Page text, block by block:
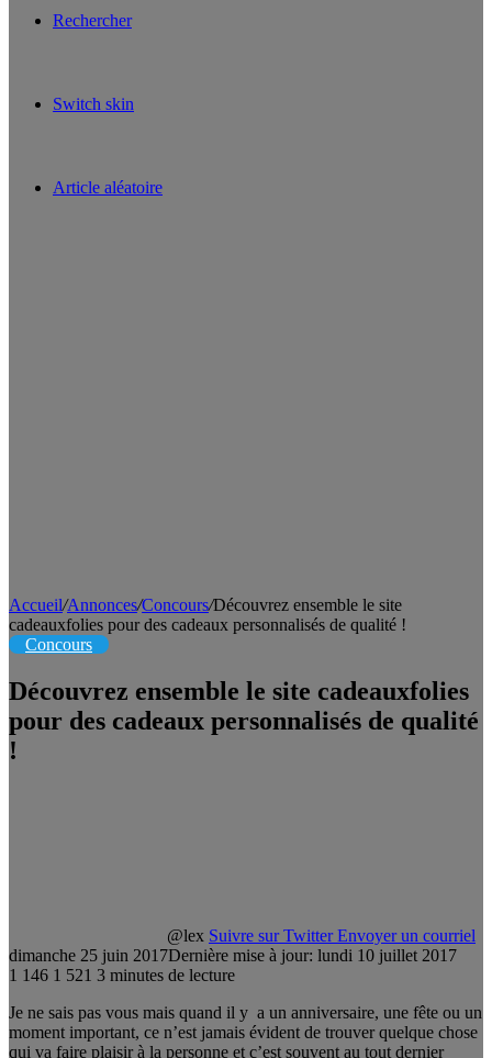
Rechercher
Switch skin
Article aléatoire
Accueil/Annonces/Concours/Découvrez ensemble le site
cadeauxfolies pour des cadeaux personnalisés de qualité !
Concours
Découvrez ensemble le site cadeauxfolies
pour des cadeaux personnalisés de qualité
!
@lex Suivre sur Twitter Envoyer un courriel
dimanche 25 juin 2017Dernière mise à jour: lundi 10 juillet 2017
1 146 1 521 3 minutes de lecture
Je ne sais pas vous mais quand il y a un anniversaire, une fête ou un
moment important, ce n’est jamais évident de trouver quelque chose
qui va faire plaisir à la personne et c’est souvent au tout dernier